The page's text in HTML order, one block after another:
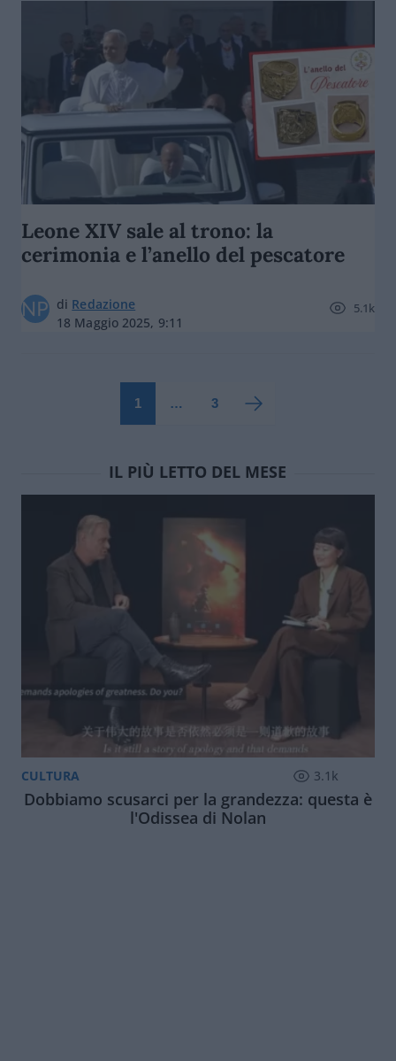
Leone XIV sale al trono: la
cerimonia e l’anello del pescatore
di Redazione
18 Maggio 2025, 9:11
5.1k
1 … 3
IL PIÙ LETTO DEL MESE
CULTURA 3.1k
Dobbiamo scusarci per la grandezza: questa è
l'Odissea di Nolan